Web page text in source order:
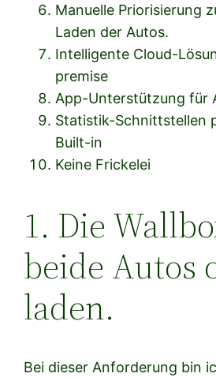
Manuelle Priorisierung
Laden der Autos.
Intelligente Cloud-
premise
App-Unterstützung für
Statistik-Schnittstellen
Built-in
Keine Frickelei
1. Die
beide Autos
laden.
Bei dieser Anforderung bin